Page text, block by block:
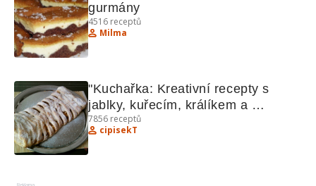
gurmány
4516 receptů
Milma
"Kuchařka: Kreativní recepty s
jablky, kuřecím, králíkem a
bochánky"
7856 receptů
cipisekT
Reklama